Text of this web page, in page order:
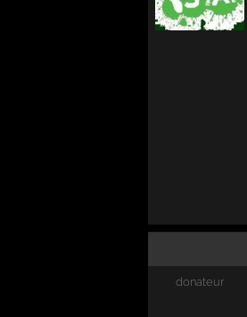
donateur